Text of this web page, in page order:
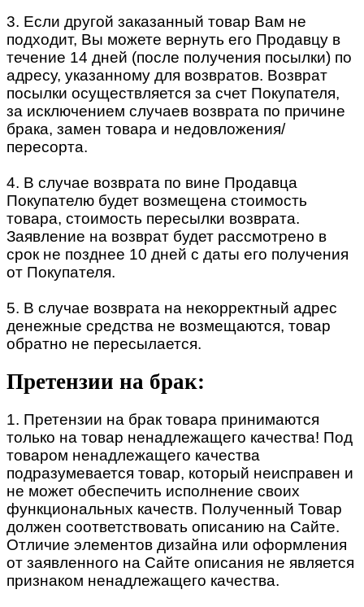
3. Если другой заказанный товар Вам не
подходит, Вы можете вернуть его Продавцу в
течение 14 дней (после получения посылки) по
адресу, указанному для возвратов. Возврат
посылки осуществляется за счет Покупателя,
за исключением случаев возврата по причине
брака, замен товара и недовложения/
пересорта.
4. В случае возврата по вине Продавца
Покупателю будет возмещена стоимость
товара, стоимость пересылки возврата.
Заявление на возврат будет рассмотрено в
срок не позднее 10 дней с даты его получения
от Покупателя.
5. В случае возврата на некорректный адрес
денежные средства не возмещаются, товар
обратно не пересылается.
Претензии на брак:
1. Претензии на брак товара принимаются
только на товар ненадлежащего качества! Под
товаром ненадлежащего качества
подразумевается товар, который неисправен и
не может обеспечить исполнение своих
функциональных качеств. Полученный Товар
должен соответствовать описанию на Сайте.
Отличие элементов дизайна или оформления
от заявленного на Сайте описания не является
признаком ненадлежащего качества.